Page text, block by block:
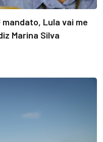
Lula vai me
Marina Silva